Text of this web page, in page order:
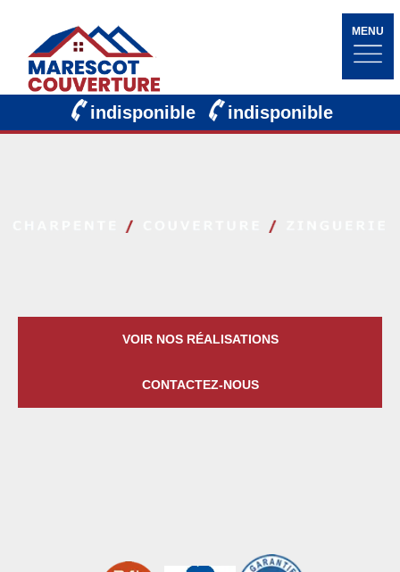
MENU
indisponible indisponible
VOIR NOS RÉALISATIONS
CONTACTEZ-NOUS